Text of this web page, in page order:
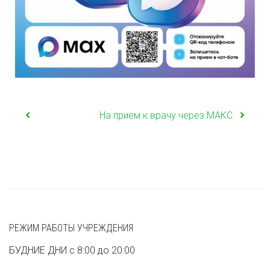
На прием к врачу через МАКС
РЕЖИМ РАБОТЫ УЧРЕЖДЕНИЯ
БУДНИЕ ДНИ с 8:00 до 20:00